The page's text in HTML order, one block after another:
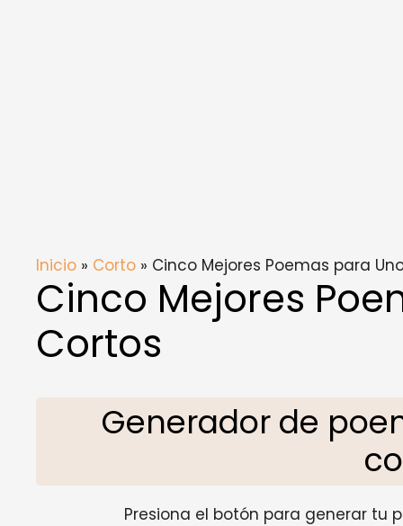
Inicio » Corto » Cinco Mejores Poemas para
Cinco Mejores
Cortos
Generador de
Presiona el botón para generar tu